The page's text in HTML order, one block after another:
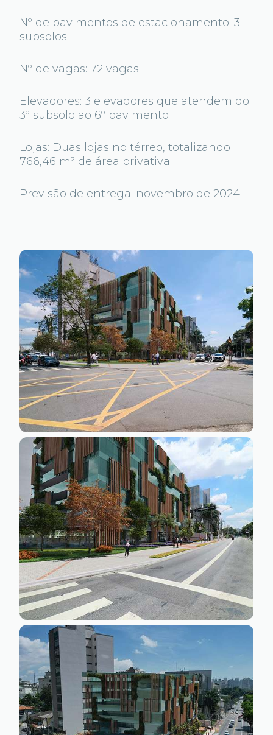
Nº de pavimentos de estacionamento: 3
subsolos
Nº de vagas: 72 vagas
Elevadores: 3 elevadores que atendem do
3º subsolo ao 6º pavimento
Lojas: Duas lojas no térreo, totalizando
766,46 m² de área privativa
Previsão de entrega: novembro de 2024